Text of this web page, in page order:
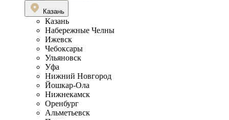
Казань
Казань
Набережные Челны
Ижевск
Чебоксары
Ульяновск
Уфа
Нижний Новгород
Йошкар-Ола
Нижнекамск
Оренбург
Альметьевск